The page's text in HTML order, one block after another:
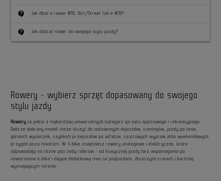
contact_support Jak dbać o rower MTB, Dirt/Street lub e-MTB?
contact_support Jak dobrać rower do swojego stylu jazdy?
Rowery - wybierz sprzęt dopasowany do swojego
stylu jazdy
Rowery to jedna z najbardziej uniwersalnych kategorii sprzętu sportowego i rekreacyjnego.
Dobrze dobrany model może służyć do codziennych dojazdów, treningów, jazdy po lesie,
górskich wycieczek, szybkich przejazdów po asfalcie, szutrowych wypraw albo weekendowych
przygód poza miastem. W 4-bike znajdziesz rowery analogowe i elektryczne, które
odpowiadają na różne potrzeby riderów - od klasycznej jazdy bez wspomagania po
nowoczesne e-bike’i dające dodatkową moc na podjazdach, dłuższych trasach i bardziej
wymagającym terenie.